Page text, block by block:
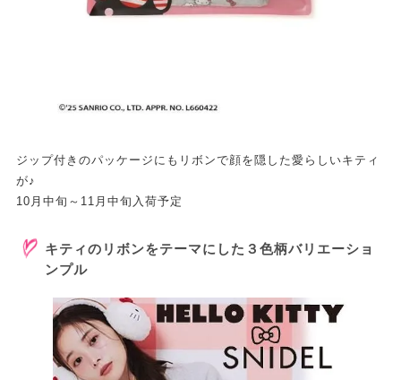
ジップ付きのパッケージにもリボンで顔を隠した愛らしいキティ
が♪
10月中旬～11月中旬入荷予定
キティのリボンをテーマにした３色柄バリエーショ
ンプル